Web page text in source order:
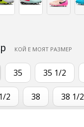
КОЙ Е МОЯТ РАЗМЕР
35 35 1/2
2 38 38 1/2